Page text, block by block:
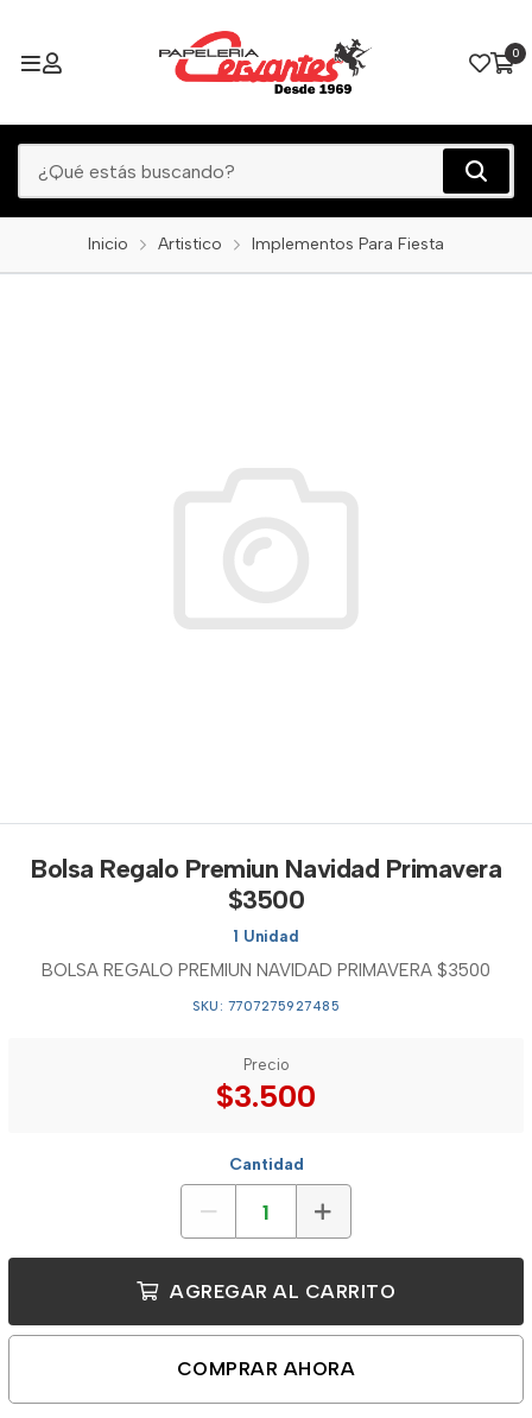
0
Inicio Artistico Implementos Para Fiesta
Bolsa Regalo Premiun Navidad Primavera
$3500
1 Unidad
BOLSA REGALO PREMIUN NAVIDAD PRIMAVERA $3500
SKU: 7707275927485
Precio
$3.500
Cantidad
AGREGAR AL CARRITO
COMPRAR AHORA